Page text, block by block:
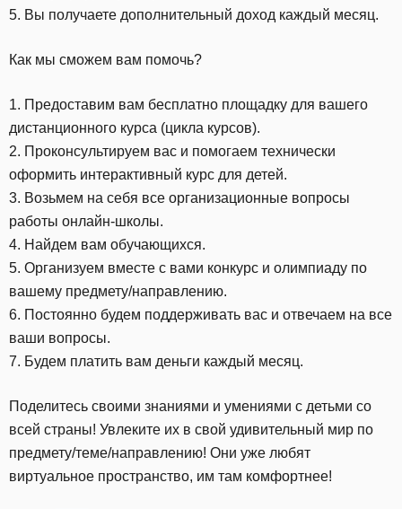
5. Вы получаете дополнительный доход каждый месяц.
Как мы сможем вам помочь?
1. Предоставим вам бесплатно площадку для вашего
дистанционного курса (цикла курсов).
2. Проконсультируем вас и помогаем технически
оформить интерактивный курс для детей.
3. Возьмем на себя все организационные вопросы
работы онлайн-школы.
4. Найдем вам обучающихся.
5. Организуем вместе с вами конкурс и олимпиаду по
вашему предмету/направлению.
6. Постоянно будем поддерживать вас и отвечаем на все
ваши вопросы.
7. Будем платить вам деньги каждый месяц.
Поделитесь своими знаниями и умениями с детьми со
всей страны! Увлеките их в свой удивительный мир по
предмету/теме/направлению! Они уже любят
виртуальное пространство, им там комфортнее!